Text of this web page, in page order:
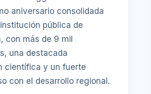
aniversario consolidada
pública de
con más de 9 mil
una destacada
científica y un fuerte
con el desarrollo regional.